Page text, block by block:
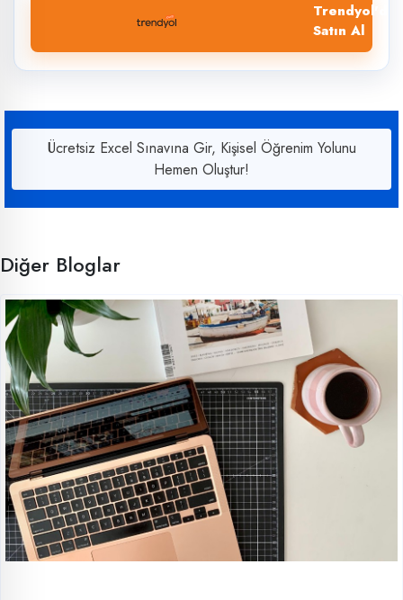
Trendyol'dan
Satın Al
Ücretsiz Excel Sınavına Gir, Kişisel Öğrenim Yolunu
Hemen Oluştur!
Diğer Bloglar